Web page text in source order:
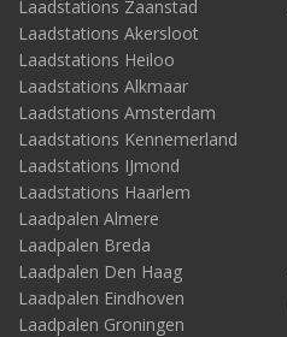
Laadstations Zaanstad
Laadstations Akersloot
Laadstations Heiloo
Laadstations Alkmaar
Laadstations Amsterdam
Laadstations Kennemerland
Laadstations IJmond
Laadstations Haarlem
Laadpalen Almere
Laadpalen Breda
Laadpalen Den Haag
Laadpalen Eindhoven
Laadpalen Groningen